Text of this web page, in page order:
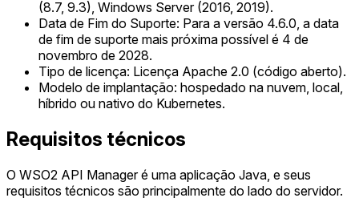
(8.7, 9.3), Windows Server (2016, 2019).
Data de Fim do Suporte: Para a versão 4.6.0, a data
de fim de suporte mais próxima possível é 4 de
novembro de 2028.
Tipo de licença: Licença Apache 2.0 (código aberto).
Modelo de implantação: hospedado na nuvem, local,
híbrido ou nativo do Kubernetes.
Requisitos técnicos
O WSO2 API Manager é uma aplicação Java, e seus
requisitos técnicos são principalmente do lado do servidor.